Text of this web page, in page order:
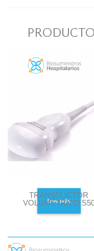
TRANSDUCTOR
VOLUMÉTRICO
Leer más